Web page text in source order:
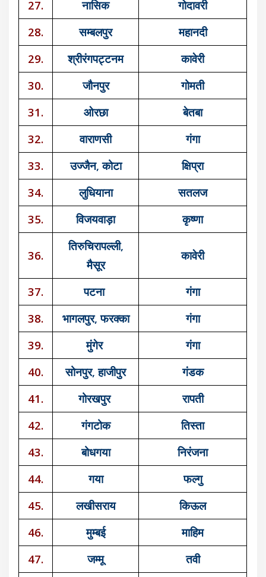
27.
नासिक
गोदावरी
28.
सम्बलपुर
महानदी
29.
श्रीरंगपट्टनम
कावेरी
30.
जौनपुर
गोमती
31.
ओरछा
बेतबा
32.
वाराणसी
गंगा
33.
उज्जैन, कोटा
क्षिप्रा
34.
लुधियाना
सतलज
35.
विजयवाड़ा कृष्णा
36.
तिरुचिरापल्ली,
मैसूर
कावेरी
37. पटना
गंगा
38.
भागलपुर, फरक्का
गंगा
39.
मुंगेर
गंगा
40.
सोनपुर, हाजीपुर
गंडक
41.
गोरखपुर
रापती
42.
गंगटोक
तिस्ता
43.
बोधगया
निरंजना
44.
गया
फल्गु
45.
लखीसराय
किऊल
46.
मुम्बई
माहिम
47.
जम्मू
तवी